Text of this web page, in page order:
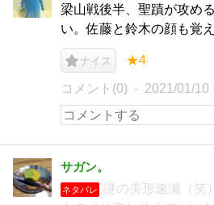
梁山戦後半、聖蹟が攻め
い。佐藤と鈴木の顔も覚
ナイス ★4
コメント(0) 2021/01/10
サガン。
ネタバレ
謎の美形速瀬（笑